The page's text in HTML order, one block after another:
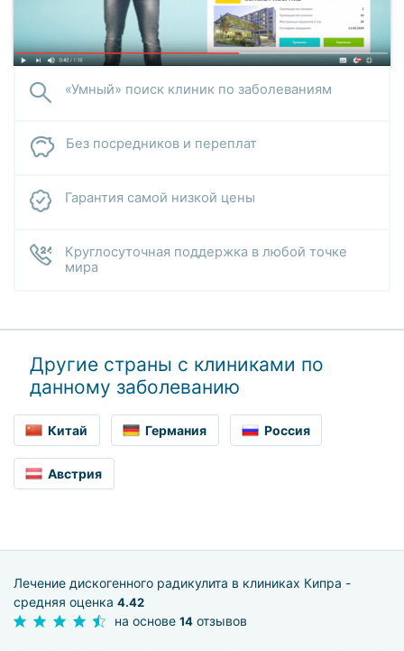
«Умный» поиск клиник по заболеваниям
Без посредников и переплат
Гарантия самой низкой цены
Круглосуточная поддержка в любой точке
мира
Другие страны с клиниками по
данному заболеванию
Китай Германия Россия
Австрия
Лечение дискогенного радикулита в клиниках Кипра -
средняя оценка 4.42
на основе 14 отзывов